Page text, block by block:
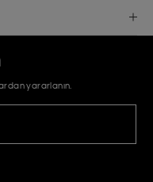
yararlanın.